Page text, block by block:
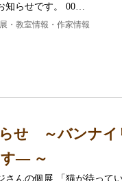
知らせです。 00…
・教室情報・作家情報
せ ～バンナ
― ～
さんの個展 「猫が待って